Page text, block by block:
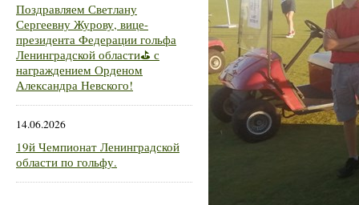
Поздравляем Светлану
Сергеевну Журову, вице-
президента Федерации гольфа
Ленинградской области⛳ с
награждением Орденом
Александра Невского!
14.06.2026
19й Чемпионат Ленинградской
области по гольфу.